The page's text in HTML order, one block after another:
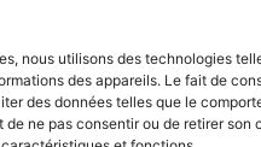
nous utilisons des technologies
des appareils. Le fait de
des données telles que le
de ne pas consentir ou de retirer son